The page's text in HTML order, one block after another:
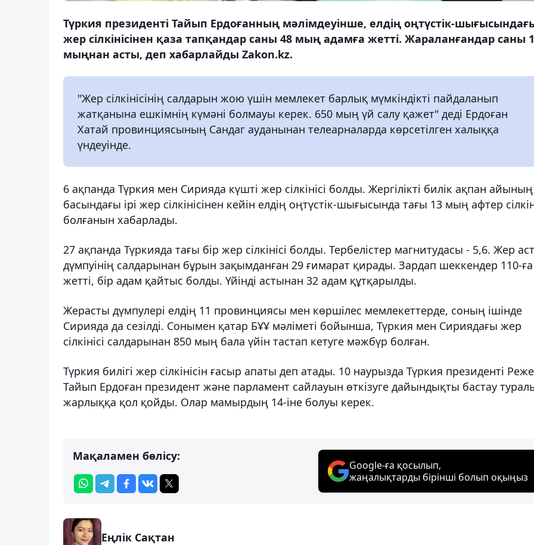
Түркия президенті Тайып Ердоғанның мәлімдеуінше, елдің оңтүстік-
жер сілкінісінен қаза тапқандар саны 48 мың адамға жетті. Жараланғандар саны
мыңнан асты, деп хабарлайды Zakon.kz.
"Жер сілкінісінің салдарын жою үшін мемлекет барлық мүмкіндікті пайдаланып
жатқанына ешкімнің күмәні болмауы керек. 650 мың үй салу қажет" деді Ердоған
Хатай провинциясының Сандаг ауданынан телеарналарда көрсетілген халыққа
үндеуінде.
6 ақпанда Түркия мен Сирияда күшті жер сілкінісі болды. Жергілікті билік ақпан айының
басындағы ірі жер сілкінісінен кейін елдің оңтүстік-шығысында тағы 13 мың афтер
болғанын хабарлады.
27 ақпанда Түркияда тағы бір жер сілкінісі болды. Тербелістер магнитудасы - 5,6. Жер
дүмпуінің салдарынан бұрын зақымданған 29 ғимарат қирады. Зардап шеккендер 110-ға
жетті, бір адам қайтыс болды. Үйінді астынан 32 адам құтқарылды.
Жерасты дүмпулері елдің 11 провинциясы мен көршілес мемлекеттерде, соның ішінде
Сирияда да сезілді. Сонымен қатар БҰҰ мәліметі бойынша, Түркия мен Сириядағы жер
сілкінісі салдарынан 850 мың бала үйін тастап кетуге мәжбүр болған.
Түркия билігі жер сілкінісін ғасыр апаты деп атады. 10 наурызда Түркия президенті
Тайып Ердоған президент және парламент сайлауын өткізуге дайындықты бастау
жарлыққа қол қойды. Олар мамырдың 14-іне болуы керек.
Мақаламен бөлісу:
Google-ға қосылып,
жаңалықтарды бірінші болып оқыңыз
Еңлік Сақтан